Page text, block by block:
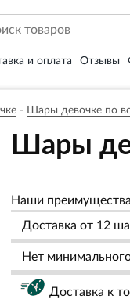
и оплата Отзывы
- Шары девочке по
Шары
Наши преимущества
Доставка от 12
Нет
Доставка к